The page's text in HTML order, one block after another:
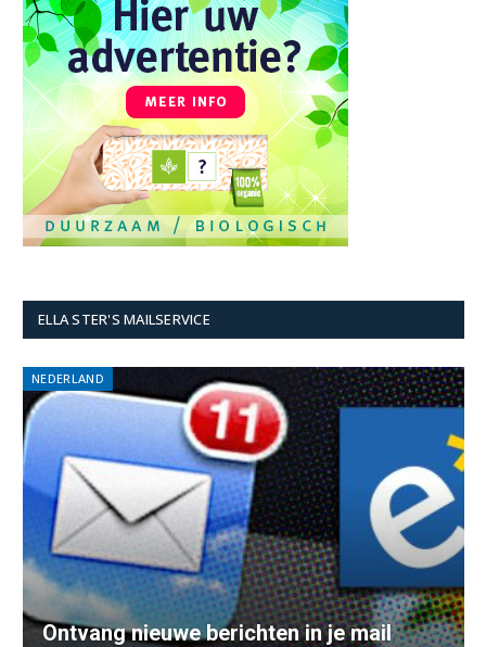
ELLA STER'S MAILSERVICE
NEDERLAND
Ontvang nieuwe berichten in je mail